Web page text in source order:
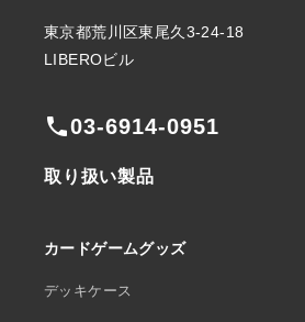
東京都荒川区東尾久3-24-18
LIBEROビル
phone03-6914-0951
取り扱い製品
カードゲームグッズ
デッキケース